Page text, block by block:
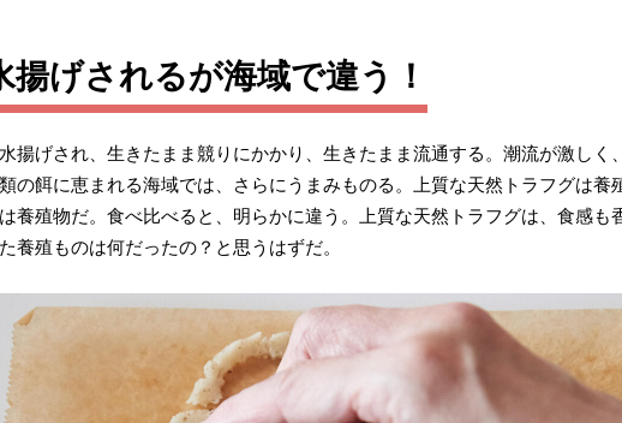
げされるが海域で違う！
揚げされ、生きたまま競りにかかり、生きたまま流通する。潮流が激しく
の餌に恵まれる海域では、さらにうまみものる。上質な天然トラフグは養
養殖物だ。食べ比べると、明らかに違う。上質な天然トラフグは、食感も
養殖ものは何だったの？と思うはずだ。